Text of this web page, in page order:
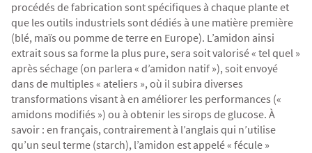
procédés de fabrication sont spécifiques à chaque plante et
que les outils industriels sont dédiés à une matière première
(blé, maïs ou pomme de terre en Europe). L’amidon ainsi
extrait sous sa forme la plus pure, sera soit valorisé « tel quel »
après séchage (on parlera « d’amidon natif »), soit envoyé
dans de multiples « ateliers », où il subira diverses
transformations visant à en améliorer les performances («
amidons modifiés ») ou à obtenir les sirops de glucose. À
savoir : en français, contrairement à l’anglais qui n’utilise
qu’un seul terme (starch), l’amidon est appelé « fécule »